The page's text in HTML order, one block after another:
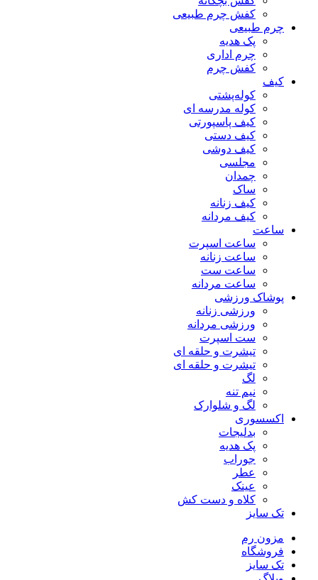
کفش چرم طبیعی
چرم طبیعی
پک هدیه
چرم اداری
کفش چرم
کیف
کوله‌پشتی
کوله مدرسه ای
کیف پاسپورتی
کیف دستی
کیف دوشی
مجلسی
چمدان
ساک
کیف زنانه
کیف مردانه
ساعت
ساعت اسپرت
ساعت زنانه
ساعت ست
ساعت مردانه
پوشاک ورزشی
ورزشی زنانه
ورزشی مردانه
ست اسپرت
تیشرت و حلقه ای
تیشرت و حلقه ای
لگ
نیم تنه
لگ و شلوارک
اکسسوری
بدلیجات
پک هدیه
جوراب
عطر
عینک
کلاه و دست کش
تک سایز
مزون رم
فروشگاه
تک سایز